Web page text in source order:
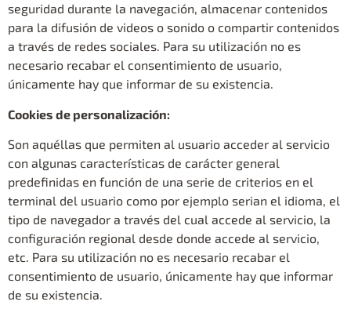
seguridad durante la navegación, almacenar contenidos
para la difusión de videos o sonido o compartir contenidos
a través de redes sociales. Para su utilización no es
necesario recabar el consentimiento de usuario,
únicamente hay que informar de su existencia.
Cookies de personalización:
Son aquéllas que permiten al usuario acceder al servicio
con algunas características de carácter general
predefinidas en función de una serie de criterios en el
terminal del usuario como por ejemplo serian el idioma, el
tipo de navegador a través del cual accede al servicio, la
configuración regional desde donde accede al servicio,
etc. Para su utilización no es necesario recabar el
consentimiento de usuario, únicamente hay que informar
de su existencia.